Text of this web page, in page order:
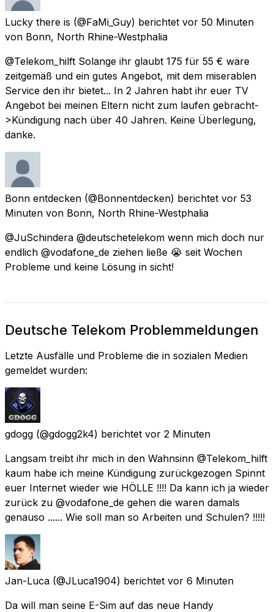
Lucky there is (@FaMi_Guy) berichtet vor 50 Minuten
von Bonn, North Rhine-Westphalia
@Telekom_hilft Solange ihr glaubt 175 für 55 € wäre
zeitgemäß und ein gutes Angebot, mit dem miserablen
Service den ihr bietet... In 2 Jahren habt ihr euer TV
Angebot bei meinen Eltern nicht zum laufen gebracht-
>Kündigung nach über 40 Jahren. Keine Überlegung,
danke.
Bonn entdecken (@Bonnentdecken) berichtet vor 53
Minuten von Bonn, North Rhine-Westphalia
@JuSchindera @deutschetelekom wenn mich doch nur
endlich @vodafone_de ziehen ließe 😭 seit Wochen
Probleme und keine Lösung in sicht!
Deutsche Telekom Problemmeldungen
Letzte Ausfälle und Probleme die in sozialen Medien
gemeldet wurden:
gdogg (@gdogg2k4) berichtet vor 2 Minuten
Langsam treibt ihr mich in den Wahnsinn @Telekom_hilft
kaum habe ich meine Kündigung zurückgezogen Spinnt
euer Internet wieder wie HÖLLE !!!! Da kann ich ja wieder
zurück zu @vodafone_de gehen die waren damals
genauso ...... Wie soll man so Arbeiten und Schulen? !!!!!
Jan-Luca (@JLuca1904) berichtet vor 6 Minuten
Da will man seine E-Sim auf das neue Handy